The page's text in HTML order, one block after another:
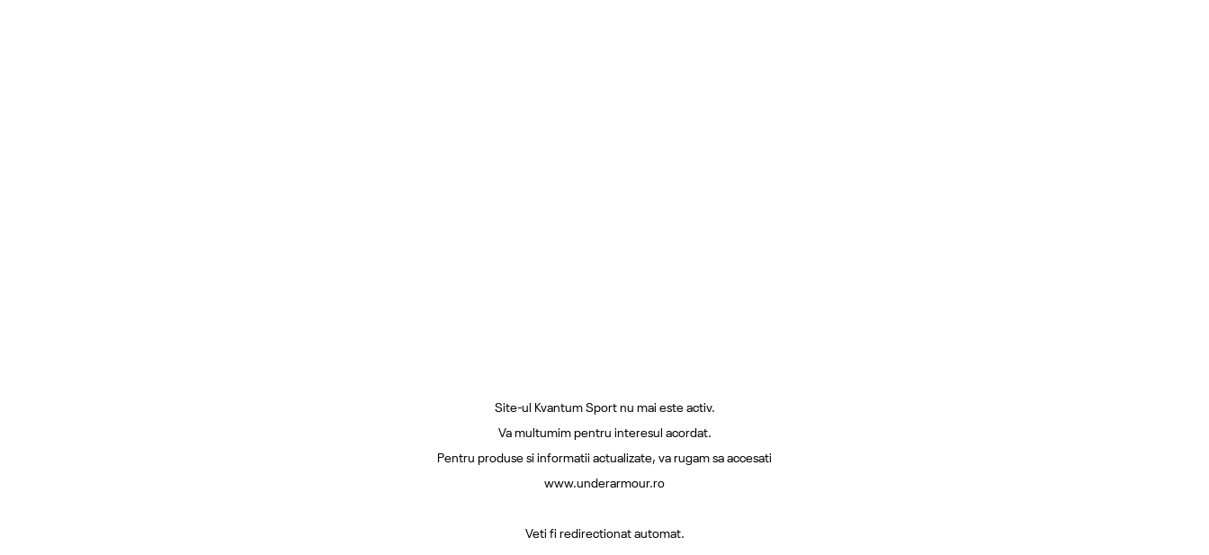
Site-ul Kvantum Sport nu mai este activ.
Va multumim pentru interesul acordat.
Pentru produse si informatii actualizate, va rugam sa accesati
www.underarmour.ro
Veti fi redirectionat automat.